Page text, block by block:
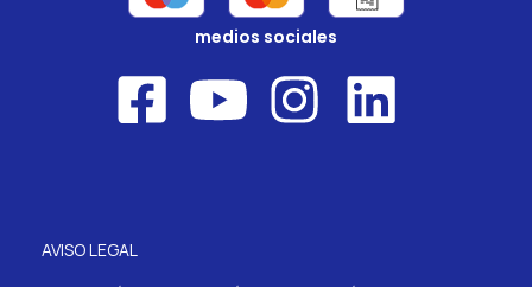
medios sociales
AVISO LEGAL